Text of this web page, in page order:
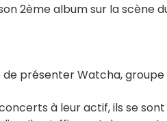
2ème album sur la scène
présenter Watcha,
à leur actif, ils se